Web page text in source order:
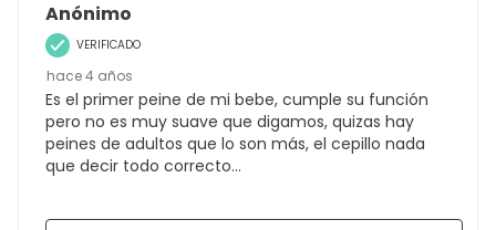
Anónimo
VERIFICADO
hace 4 años
Es el primer peine de mi bebe, cumple su función
pero no es muy suave que digamos, quizas hay
peines de adultos que lo son más, el cepillo nada
que decir todo correcto...